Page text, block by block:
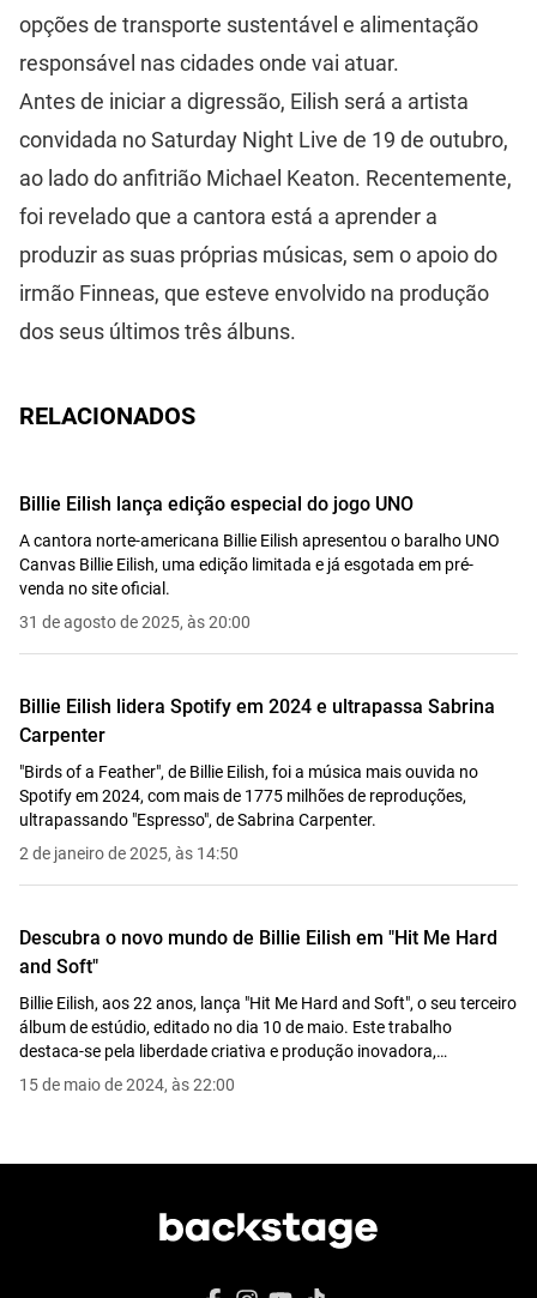
opções de transporte sustentável e alimentação
responsável nas cidades onde vai atuar.
Antes de iniciar a digressão, Eilish será a artista
convidada no Saturday Night Live de 19 de outubro,
ao lado do anfitrião Michael Keaton. Recentemente,
foi revelado que a cantora está a aprender a
produzir as suas próprias músicas, sem o apoio do
irmão Finneas, que esteve envolvido na produção
dos seus últimos três álbuns.
RELACIONADOS
Billie Eilish lança edição especial do jogo UNO
A cantora norte-americana Billie Eilish apresentou o baralho UNO
Canvas Billie Eilish, uma edição limitada e já esgotada em pré-
venda no site oficial.
31 de agosto de 2025, às 20:00
Billie Eilish lidera Spotify em 2024 e ultrapassa Sabrina
Carpenter
"Birds of a Feather", de Billie Eilish, foi a música mais ouvida no
Spotify em 2024, com mais de 1775 milhões de reproduções,
ultrapassando "Espresso", de Sabrina Carpenter.
2 de janeiro de 2025, às 14:50
Descubra o novo mundo de Billie Eilish em "Hit Me Hard
and Soft"
Billie Eilish, aos 22 anos, lança "Hit Me Hard and Soft", o seu terceiro
álbum de estúdio, editado no dia 10 de maio. Este trabalho
destaca-se pela liberdade criativa e produção inovadora,
oferecendo uma viagem emocional que desafia convenções e
confirma Eilish como uma das vozes mais influentes da sua
15 de maio de 2024, às 22:00